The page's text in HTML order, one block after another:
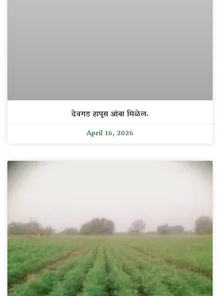
देवगड हापूस आंबा मिळेल.
April 16, 2026